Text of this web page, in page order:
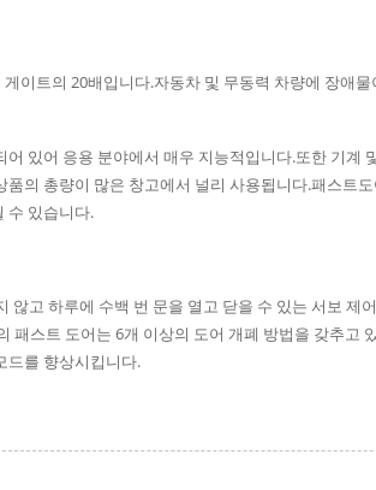
이트의 20배입니다.자동차 및 무동력 차량에 장애물
있어 응용 분야에서 매우 지능적입니다.또한 기계
의 총량이 많은 창고에서 널리 사용됩니다.패스트
수 있습니다.
고 하루에 수백 번 문을 열고 닫을 수 있는 서보 제
스트 도어는 6개 이상의 도어 개폐 방법을 갖추고
드를 향상시킵니다.